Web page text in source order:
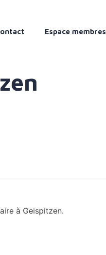
Espace membres
à Geispitzen.